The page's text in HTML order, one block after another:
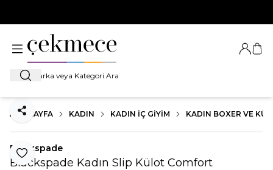
Ara
Giriş
ANA SAYFA KADIN KADIN İÇ GIYIM KADIN BOXER VE
Favoriye Ekle
Paylaş
Blackspade
Blackspade Kadın Slip Külot Comfort